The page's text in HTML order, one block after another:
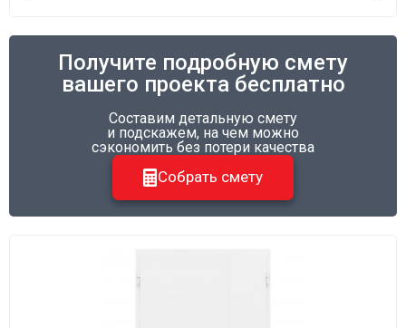
Получите подробную смету
вашего проекта бесплатно
Составим детальную смету
и подскажем, на чем можно
сэкономить без потери качества
Собрать смету